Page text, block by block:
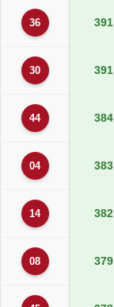
36 391
30 391
44 384
04 383
14 382
08 379